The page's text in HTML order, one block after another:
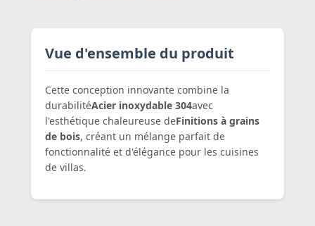
Vue d'ensemble du produit
Cette conception innovante combine la
durabilitéAcier inoxydable 304avec
l'esthétique chaleureuse deFinitions à grains
de bois, créant un mélange parfait de
fonctionnalité et d'élégance pour les cuisines
de villas.